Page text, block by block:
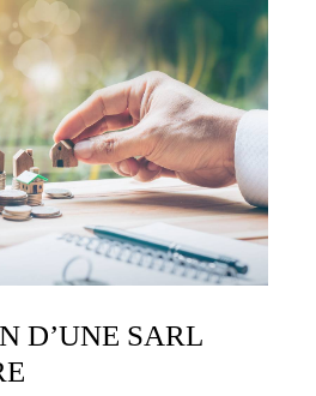
D’UNE SARL